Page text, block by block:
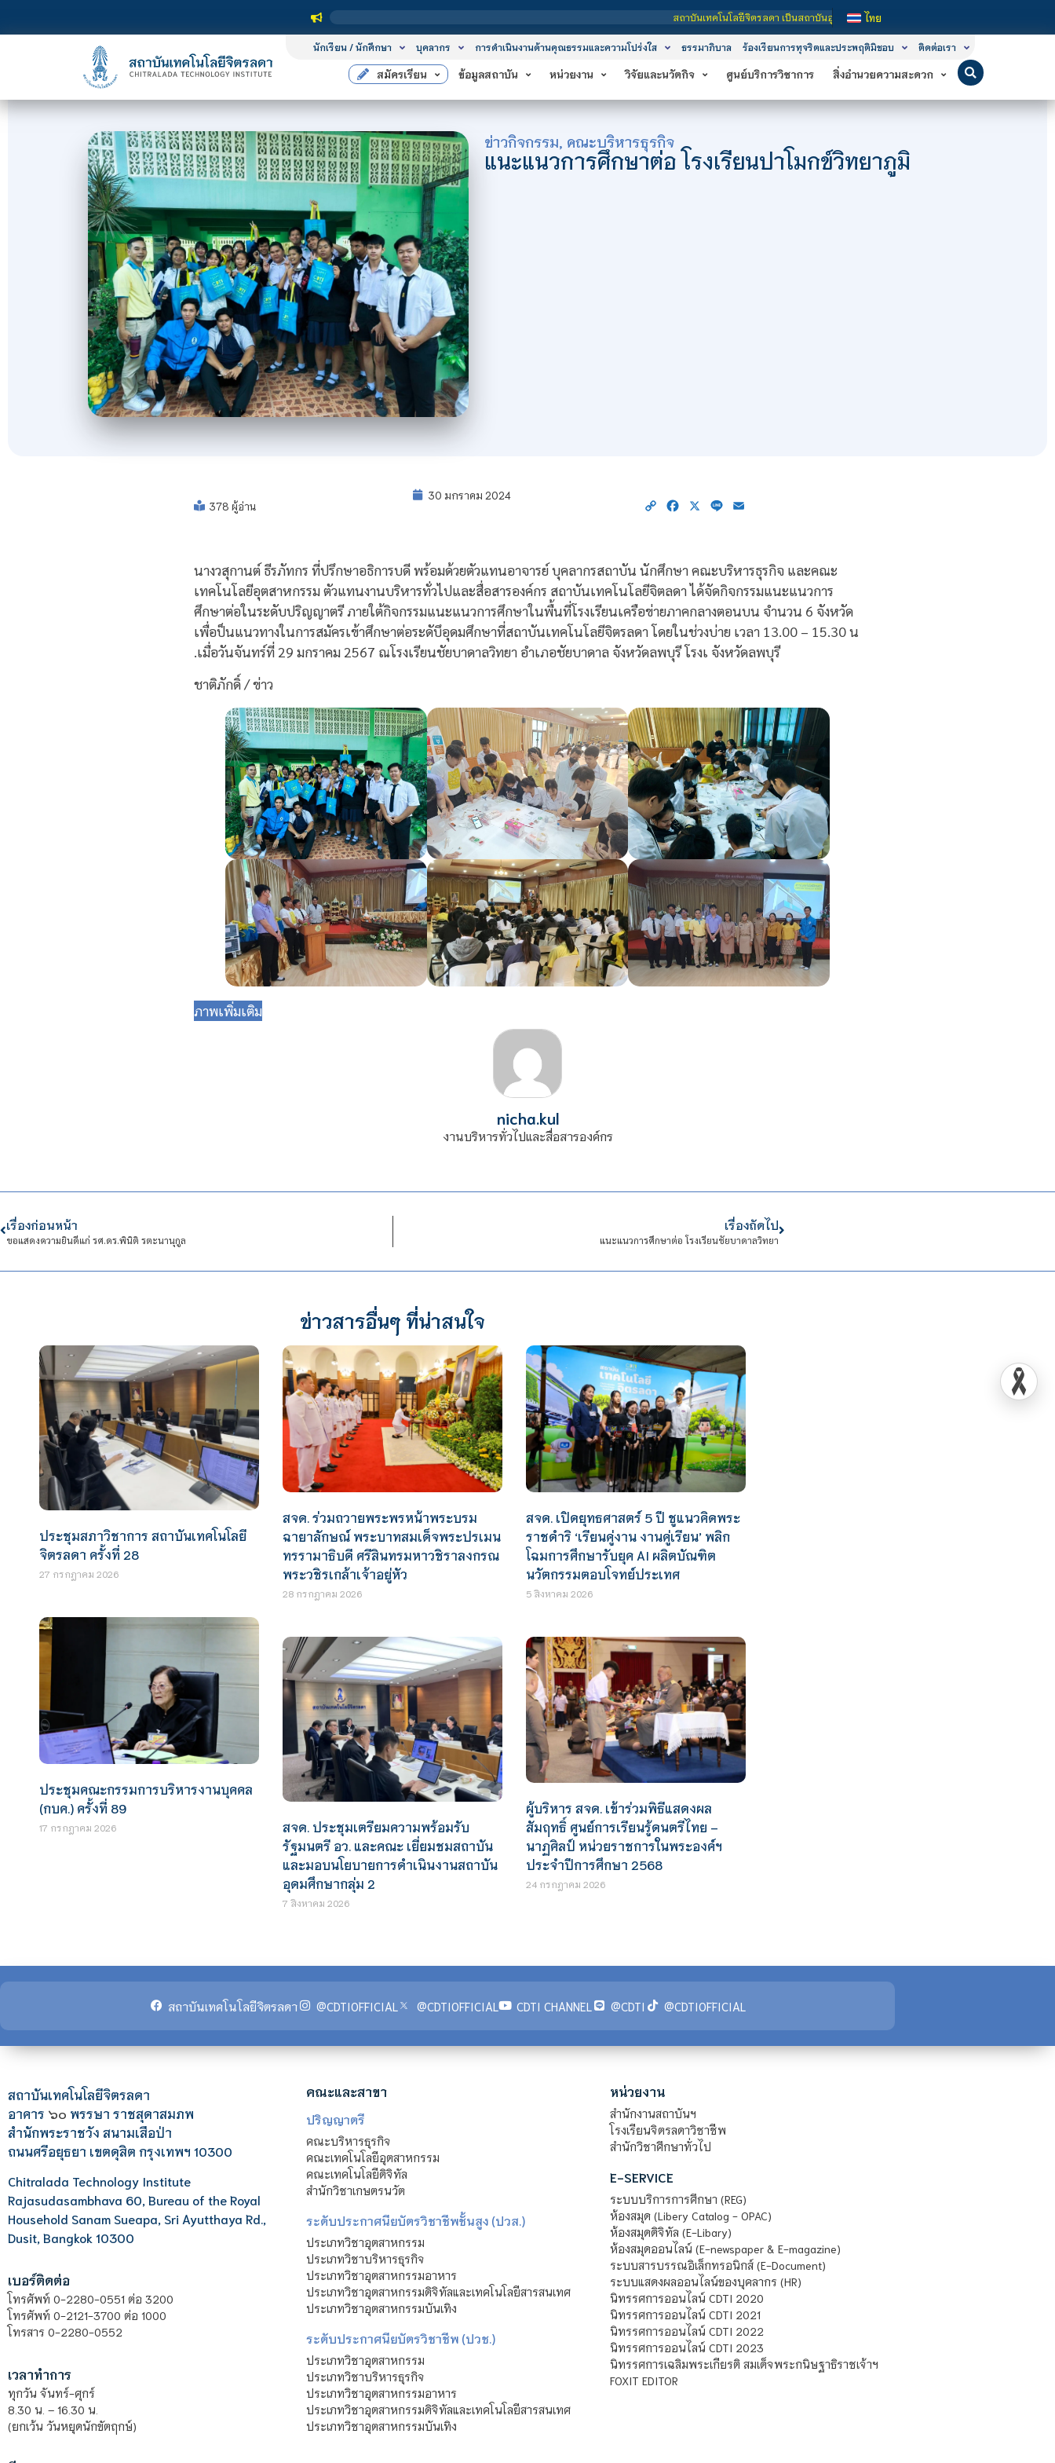
สถาบันเทคโนโลยีจิตรลดา เป็นสถาบันอุดมศึกษาในกำกับของรัฐ เปิดหลักสูตรการเรียนการสอน 3 ระดับ คือ ร
ไทย
นักเรียน / นักศึกษา บุคลากร การดำเนินงานด้านคุณธรรมและความโปร่งใส ธรรมาภิบาล ร้องเรียนการทุจริตและประพฤติมิชอบ ติดต่อเรา
สมัครเรียน ข้อมูลสถาบัน หน่วยงาน วิจัยและนวัตกิจ ศูนย์บริการวิชาการ สิ่งอำนวยความสะดวก
ข่าวกิจกรรม, คณะบริหารธุรกิจ
แนะแนวการศึกษาต่อ โรงเรียนปาโมกข์วิทยาภูมิ
378 ผู้อ่าน
30 มกราคม 2024
Copy Facebook
X Line
นางวสุกานต์ ธีรภัทกร ที่ปรึกษาอธิการบดี พร้อมด้วยตัวแทนอาจารย์ บุคลากรสถาบัน นักศึกษา คณะบริหารธุรกิจ และคณะ
เทคโนโลยีอุตสาหกรรม ตัวแทนงานบริหารทั่วไปและสื่อสารองค์กร สถาบันเทคโนโลยีจิตลดา ได้จัดกิจกรรมแนะแนวการ
ศึกษาต่อในระดับปริญญาตรี ภายใต้กิจกรรมแนะแนวการศึกษาในพื้นที่โรงเรียนเครือข่ายภาคกลางตอนบน จำนวน 6 จังหวัด
เพื่อป็นแนวทางในการสมัครเข้าศึกษาต่อระดับึอุดมศึกษาที่สถาบันเทคโนโลยีจิตรลดา โดยในช่วงบ่าย เวลา 13.00 – 15.30 น
.เมื่อวันจันทร์ที่ 29 มกราคม 2567 ณโรงเรียนชัยบาดาลวิทยา อำเภอชัยบาดาล จังหวัดลพบุรี โรงเ จังหวัดลพบุรี
ชาติภักดิ์ / ข่าว
ภาพเพิ่มเติม
nicha.kul
งานบริหารทั่วไปและสื่อสารองค์กร
เรื่องก่อนหน้า
ขอแสดงความยินดีแก่ รศ.ดร.พินิติ รตะนานุกูล
เรื่องถัดไป
แนะแนวการศึกษาต่อ โรงเรียนชัยบาดาลวิทยา
ข่าวสารอื่นๆ ที่น่าสนใจ
ประชุมสภาวิชาการ สถาบันเทคโนโลยี
จิตรลดา ครั้งที่ 28
27 กรกฎาคม 2026
สจด. ร่วมถวายพระพรหน้าพระบรม
ฉายาลักษณ์ พระบาทสมเด็จพระปรเมน
ทรรามาธิบดี ศรีสินทรมหาวชิราลงกรณ
พระวชิรเกล้าเจ้าอยู่หัว
28 กรกฎาคม 2026
สจด. เปิดยุทธศาสตร์ 5 ปี ชูแนวคิดพระ
ราชดำริ ‘เรียนคู่งาน งานคู่เรียน’ พลิก
โฉมการศึกษารับยุค AI ผลิตบัณฑิต
นวัตกรรมตอบโจทย์ประเทศ
5 สิงหาคม 2026
ประชุมคณะกรรมการบริหารงานบุคคล
(กบค.) ครั้งที่ 89
17 กรกฎาคม 2026
สจด. ประชุมเตรียมความพร้อมรับ
รัฐมนตรี อว. และคณะ เยี่ยมชมสถาบัน
และมอบนโยบายการดำเนินงานสถาบัน
อุดมศึกษากลุ่ม 2
7 สิงหาคม 2026
ผู้บริหาร สจด. เข้าร่วมพิธีแสดงผล
สัมฤทธิ์ ศูนย์การเรียนรู้ดนตรีไทย –
นาฏศิลป์ หน่วยราชการในพระองค์ฯ
ประจำปีการศึกษา 2568
24 กรกฎาคม 2026
สถาบันเทคโนโลยีจิตรลดา @CDTIOFFICIAL @CDTIOFFICIAL CDTI CHANNEL @CDTI @CDTIOFFICIAL
สถาบันเทคโนโลยีจิตรลดา
อาคาร ๖๐ พรรษา ราชสุดาสมภพ
สำนักพระราชวัง สนามเสือป่า
ถนนศรีอยุธยา เขตดุสิต กรุงเทพฯ 10300
Chitralada Technology Institute
Rajasudasambhava 60, Bureau of the Royal
Household Sanam Sueapa, Sri Ayutthaya Rd.,
Dusit, Bangkok 10300
เบอร์ติดต่อ
โทรศัพท์ 0-2280-0551 ต่อ 3200
โทรศัพท์ 0-2121-3700 ต่อ 1000
โทรสาร 0-2280-0552
เวลาทำการ
ทุกวัน จันทร์-ศุกร์
8.30 น. – 16.30 น.
(ยกเว้น วันหยุดนักขัตฤกษ์)
คณะและสาขา
ปริญญาตรี
คณะบริหารธุรกิจ
คณะเทคโนโลยีอุตสาหกรรม
คณะเทคโนโลยีดิจิทัล
สำนักวิชาเกษตรนวัต
ระดับประกาศนียบัตรวิชาชีพชั้นสูง (ปวส.)
ประเภทวิชาอุตสาหกรรม
ประเภทวิชาบริหารธุรกิจ
ประเภทวิชาอุตสาหกรรมอาหาร
ประเภทวิชาอุตสาหกรรมดิจิทัลและเทคโนโลยีสารสนเทศ
ประเภทวิชาอุตสาหกรรมบันเทิง
ระดับประกาศนียบัตรวิชาชีพ (ปวช.)
ประเภทวิชาอุตสาหกรรม
ประเภทวิชาบริหารธุรกิจ
ประเภทวิชาอุตสาหกรรมอาหาร
ประเภทวิชาอุตสาหกรรมดิจิทัลและเทคโนโลยีสารสนเทศ
ประเภทวิชาอุตสาหกรรมบันเทิง
หน่วยงาน
สำนักงานสถาบันฯ
โรงเรียนจิตรลดาวิชาชีพ
สำนักวิชาศึกษาทั่วไป
E-SERVICE
ระบบบริการการศึกษา (REG)
ห้องสมุด (Libery Catalog - OPAC)
ห้องสมุดดิจิทัล (E-Libary)
ห้องสมุดออนไลน์ (E-newspaper & E-magazine)
ระบบสารบรรณอิเล็กทรอนิกส์ (E-Document)
ระบบแสดงผลออนไลน์ของบุคลากร (HR)
นิทรรศการออนไลน์ CDTI 2020
นิทรรศการออนไลน์ CDTI 2021
นิทรรศการออนไลน์ CDTI 2022
นิทรรศการออนไลน์ CDTI 2023
นิทรรศการเฉลิมพระเกียรติ สมเด็จพระกนิษฐาธิราชเจ้าฯ
FOXIT EDITOR